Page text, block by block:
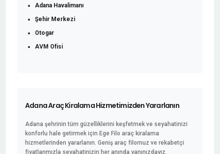
Adana Havalimanı
Şehir Merkezi
Otogar
AVM Ofisi
Adana Araç Kiralama Hizmetimizden Yararlanın
Adana şehrinin tüm güzelliklerini keşfetmek ve seyahatinizi
konforlu hale getirmek için Ege Filo araç kiralama
hizmetlerinden yararlanın. Geniş araç filomuz ve rekabetçi
fiyatlarımızla seyahatinizin her anında yanınızdayız.